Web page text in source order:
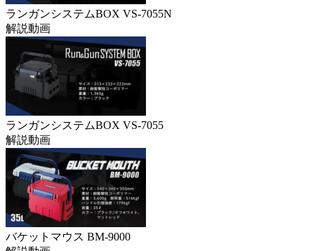
ランガンシステムBOX VS-7055N
解説動画
ランガンシステムBOX VS-7055
解説動画
バケットマウス BM-9000